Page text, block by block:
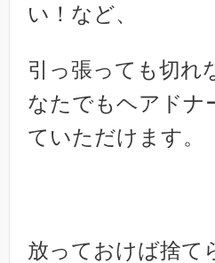
い！など、
引っ張っても切れ
なたでもヘアドナ
ていただけます。
放っておけば捨て